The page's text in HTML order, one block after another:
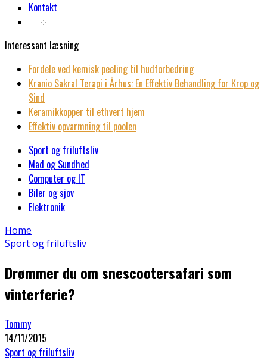
Kontakt
Interessant læsning
Fordele ved kemisk peeling til hudforbedring
Kranio Sakral Terapi i Århus: En Effektiv Behandling for Krop og
Sind
Keramikkopper til ethvert hjem
Effektiv opvarmning til poolen
Sport og friluftsliv
Mad og Sundhed
Computer og IT
Biler og sjov
Elektronik
Home
Sport og friluftsliv
Drømmer du om snescootersafari som
vinterferie?
Tommy
14/11/2015
Sport og friluftsliv